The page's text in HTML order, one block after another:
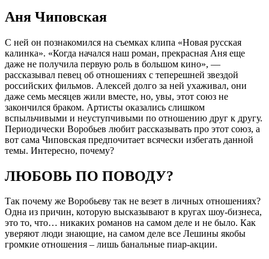
Аня Чиповская
С ней он познакомился на съемках клипа «Новая русская
калинка». «Когда начался наш роман, прекрасная Аня еще
даже не получила первую роль в большом кино», —
рассказывал певец об отношениях с теперешней звездой
российских фильмов. Алексей долго за ней ухаживал, они
даже семь месяцев жили вместе, но, увы, этот союз не
закончился браком. Артисты оказались слишком
вспыльчивыми и неуступчивыми по отношению друг к другу.
Периодически Воробьев любит рассказывать про этот союз, а
вот сама Чиповская предпочитает всячески избегать данной
темы. Интересно, почему?
ЛЮБОВЬ ПО ПОВОДУ?
Так почему же Воробьеву так не везет в личных отношениях?
Одна из причин, которую высказывают в кругах шоу-бизнеса,
это то, что… никаких романов на самом деле и не было. Как
уверяют люди знающие, на самом деле все Лешины якобы
громкие отношения – лишь банальные пиар-акции.